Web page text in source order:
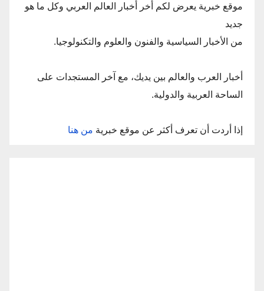
موقع خبرية يعرض لكم أخر أخبار العالم العربي وكل ما هو
جديد
من الأخبار السياسية والفنون والعلوم والتكنولوجيا.
أخبار العرب والعالم بين يديك، مع آخر المستجدات على
الساحة العربية والدولية.
إذا أردت أن تعرف أكثر عن موقع خبرية من هنا